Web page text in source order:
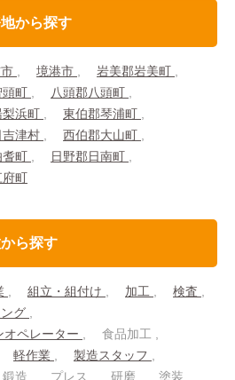
から探す
境港市
岩美郡岩美町
頭町
八頭郡八頭町
浜町
東伯郡琴浦町
津村
西伯郡大山町
耆町
日野郡日南町
府町
ら探す
組立・組付け 加工
検査
グ
オペレーター
食品加工
軽作業
製造スタッフ
造 プレス 研磨 塗装